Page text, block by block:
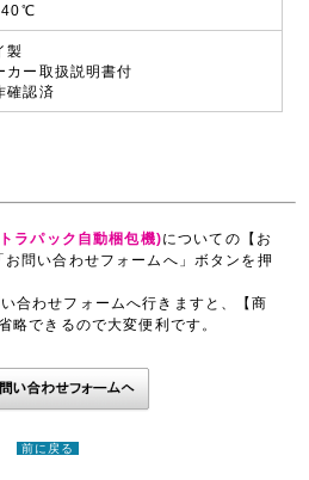
40℃
製
カー取扱説明書付
確認済
ラパック自動梱包機)についての【お
問い合わせフォームへ」ボタンを押
合わせフォームへ行きますと、【商
略できるので大変便利です。
前に戻る